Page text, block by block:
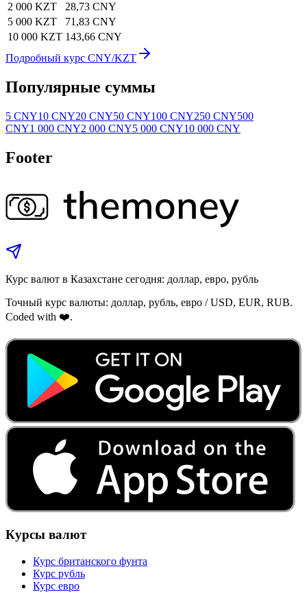
2 000 KZT
28,73 CNY
5 000 KZT
71,83 CNY
10 000 KZT 143,66 CNY
Подробный курс CNY/KZT
Популярные суммы
5 CNY10 CNY20 CNY50 CNY100 CNY250 CNY500
CNY1 000 CNY2 000 CNY5 000 CNY10 000 CNY
Footer
Курс валют в Казахстане сегодня: доллар, евро, рубль
Точный курс валюты: доллар, рубль, евро / USD, EUR, RUB.
Coded with ❤️.
Курсы валют
Курс британского фунта
Курс рубль
Курс евро